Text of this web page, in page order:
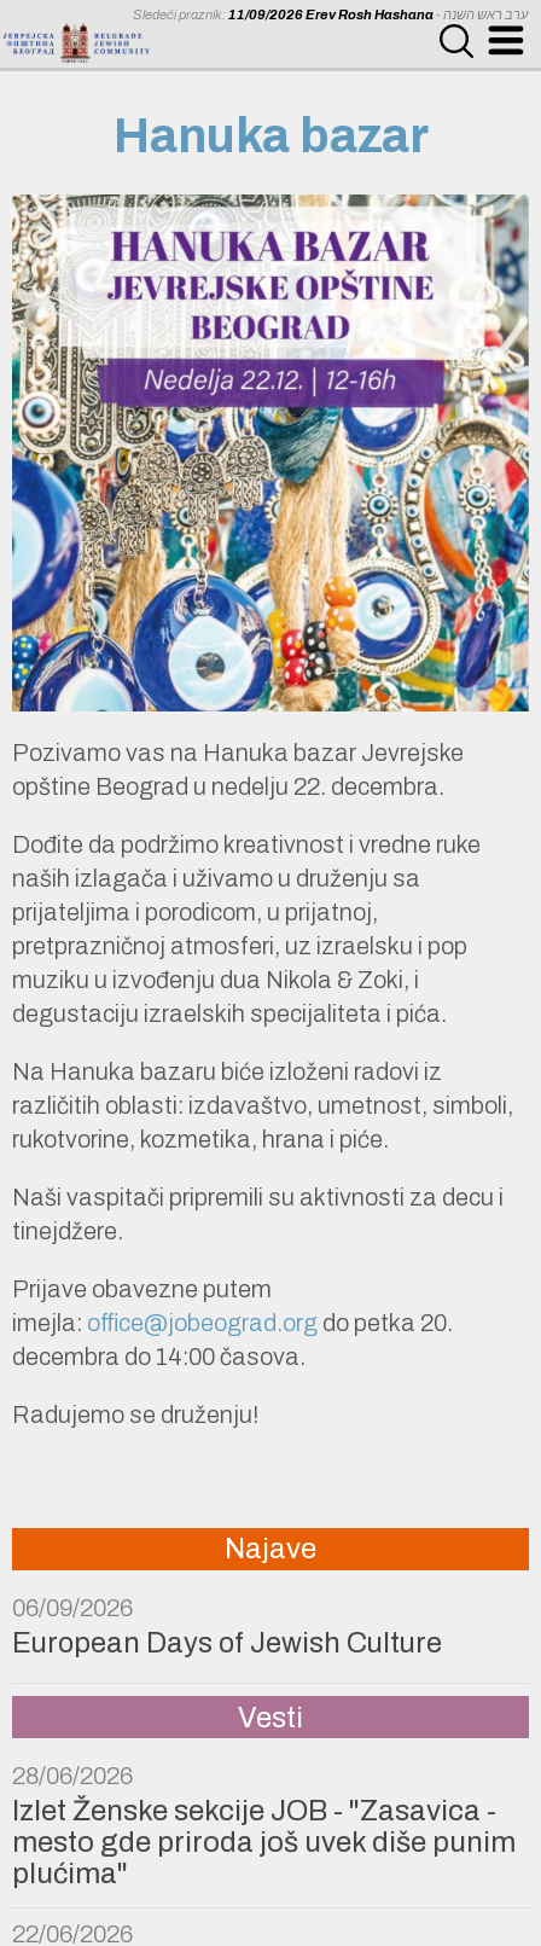
Sledeći praznik:11/09/2026 Erev Rosh Hashana - ערב ראש השנה
Hanuka bazar
Pozivamo vas na Hanuka bazar Jevrejske
opštine Beograd u nedelju 22. decembra.
Dođite da podržimo kreativnost i vredne ruke
naših izlagača i uživamo u druženju sa
prijateljima i porodicom, u prijatnoj,
pretprazničnoj atmosferi, uz izraelsku i pop
muziku u izvođenju dua Nikola & Zoki, i
degustaciju izraelskih specijaliteta i pića.
Na Hanuka bazaru biće izloženi radovi iz
različitih oblasti: izdavaštvo, umetnost, simboli,
rukotvorine, kozmetika, hrana i piće.
Naši vaspitači pripremili su aktivnosti za decu i
tinejdžere.
Prijave obavezne putem
imejla: office@jobeograd.org do petka 20.
decembra do 14:00 časova.
Radujemo se druženju!
Najave
06/09/2026
European Days of Jewish Culture
Vesti
28/06/2026
Izlet Ženske sekcije JOB - "Zasavica -
mesto gde priroda još uvek diše punim
plućima"
22/06/2026